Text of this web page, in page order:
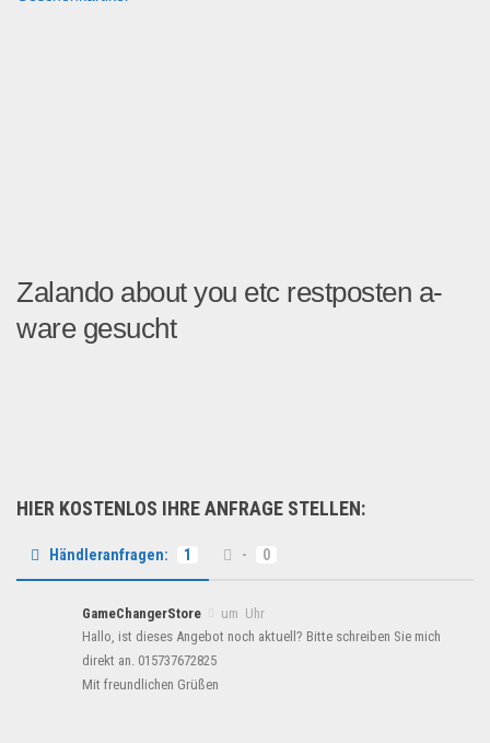
Zalando about you etc restposten a-
ware gesucht
HIER KOSTENLOS IHRE ANFRAGE STELLEN:
Händleranfragen: 1 - 0
GameChangerStore
um Uhr
Hallo, ist dieses Angebot noch aktuell? Bitte schreiben Sie mich
direkt an. 015737672825
Mit freundlichen Grüßen